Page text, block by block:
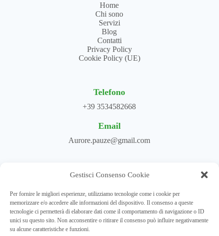
Gestisci Consenso Cookie
Per fornire le migliori esperienze, utilizziamo tecnologie come i cookie per
memorizzare e/o accedere alle informazioni del dispositivo. Il consenso a queste
tecnologie ci permetterà di elaborare dati come il comportamento di navigazione o ID
unici su questo sito. Non acconsentire o ritirare il consenso può influire negativamente
su alcune caratteristiche e funzioni.
Home
Chi sono
Servizi
Blog
Contatti
Privacy Policy
Cookie Policy (UE)
Telefono
+39 3534582668
Email
Aurore.pauze@gmail.com